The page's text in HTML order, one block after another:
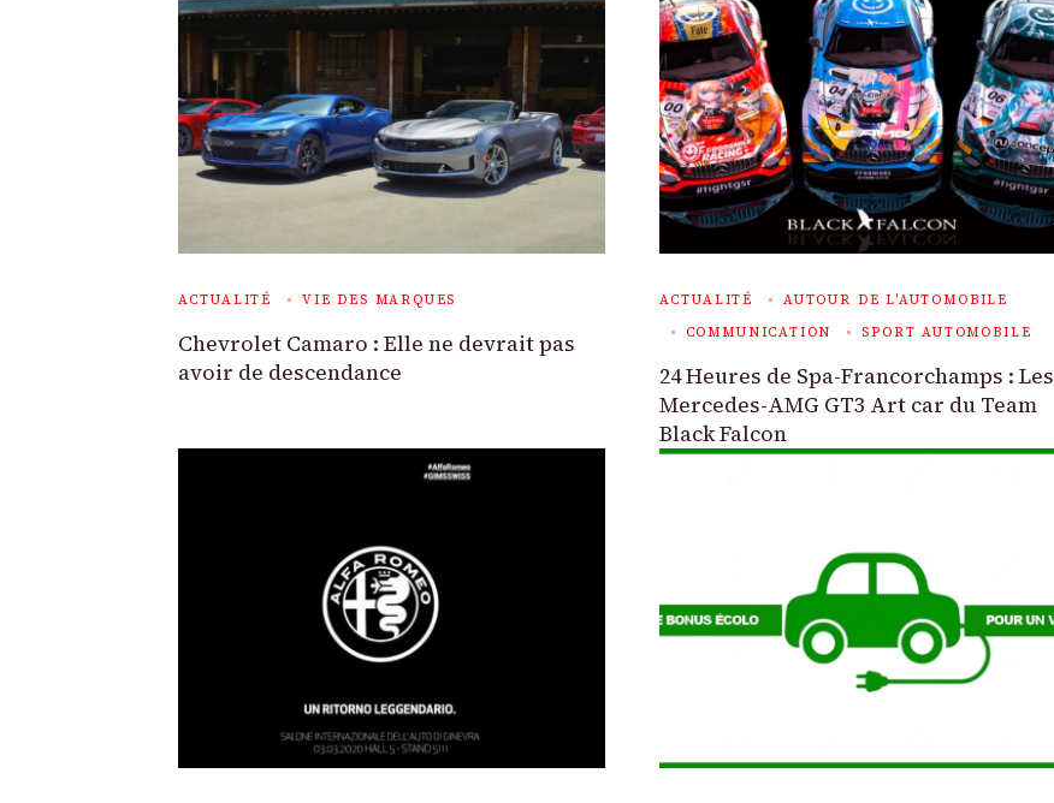
ACTUALITÉ VIE DES MARQUES
Chevrolet Camaro : Elle ne devrait pas
avoir de descendance
ACTUALITÉ
AUTOUR DE L'AUTOMOBILE
COMMUNICATION
SPORT AUTOMOBILE
24 Heures de Spa-Francorchamps : Les
Mercedes-AMG GT3 Art car du Team
Black Falcon